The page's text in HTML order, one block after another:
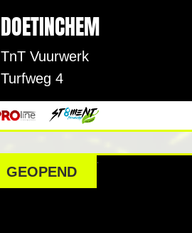
DOETINCHEM
TnT Vuurwerk
Turfweg 4
GEOPEND